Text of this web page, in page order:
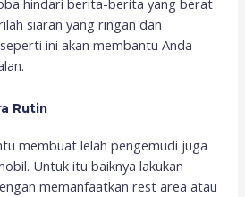
hindari berita-berita yang berat
siaran yang ringan dan
ini akan membantu Anda
Rutin
membuat lelah pengemudi juga
Untuk itu baiknya lakukan
memanfaatkan rest area atau